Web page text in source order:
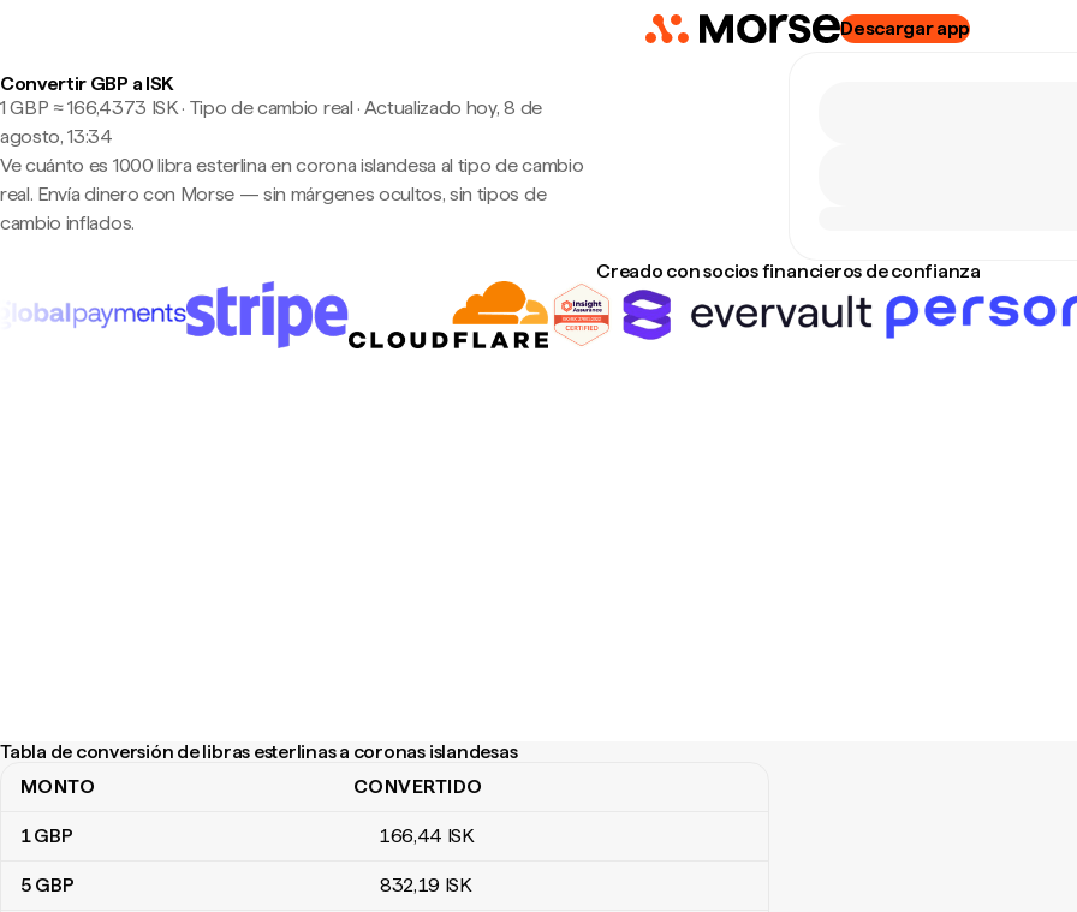
Descargar app
Convertir GBP a ISK
1 GBP ≈ 166,4373 ISK · Tipo de cambio real · Actualizado hoy, 8 de
agosto, 13:34
Ve cuánto es 1000 libra esterlina en corona islandesa al tipo de cambio
real. Envía dinero con Morse — sin márgenes ocultos, sin tipos de
cambio inflados.
Creado con socios financieros de confianza
Tabla de conversión de libras esterlinas a coronas islandesas
Tabla de conversión de libras esterlinas a coronas islandesas
MONTO CONVERTIDO
1GBP 166,44 ISK
5 GBP 832,19 ISK